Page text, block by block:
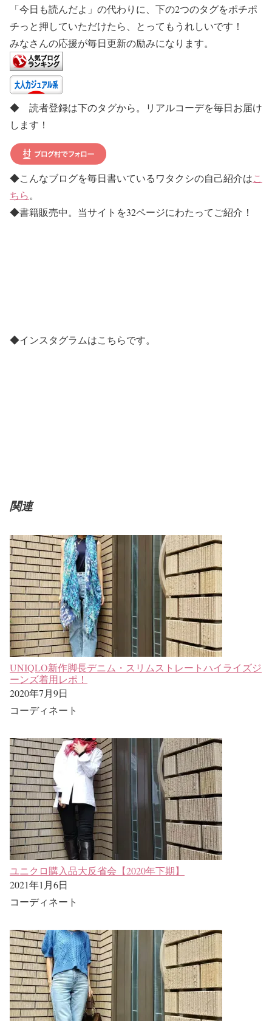
「今日も読んだよ」の代わりに、下の2つのタグをポチポ
チっと押していただけたら、とってもうれしいです！
みなさんの応援が毎日更新の励みになります。
◆ 読者登録は下のタグから。リアルコーデを毎日お届け
します！
◆こんなブログを毎日書いているワタクシの自己紹介はこ
ちら。
◆書籍販売中。当サイトを32ページにわたってご紹介！
◆インスタグラムはこちらです。
関連
UNIQLO新作脚長デニム・スリムストレートハイライズジ
ーンズ着用レポ！
2020年7月9日
コーディネート
ユニクロ購入品大反省会【2020年下期】
2021年1月6日
コーディネート